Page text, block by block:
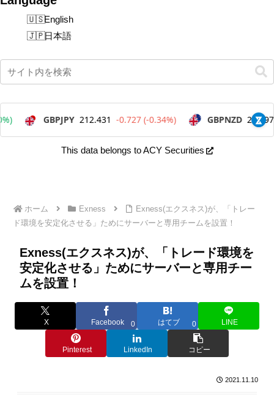
English
日本語
This data belongs to ACY Securities
ホーム Exness
Exness(エクスネス)が、「トレー
ド環境を安定化させる」ためにサーバーと専用チームを設置！
Exness(エクスネス)が、「トレード環境を
安定化させる」ためにサーバーと専用チー
ムを設置！
X Facebook 0 はてブ 0 LINE
Pinterest LinkedIn コピー
2021.11.10